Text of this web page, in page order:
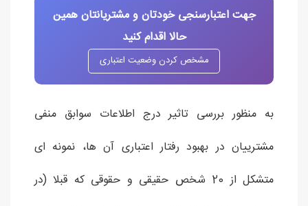
جهت اعتبارسنجی خودتان و مشتریانتان همین
حالا اقدام کنید
مشخص کردن وضعیت اعتباری
به منظور بررسی تاثیر درج اطلاعات سوابق منفی
مشترییان در بهبود رفتار اعتباری آن ها، نمونه ای
متشکل از 20 شخص حقیقی و حقوقی که قبلا (در